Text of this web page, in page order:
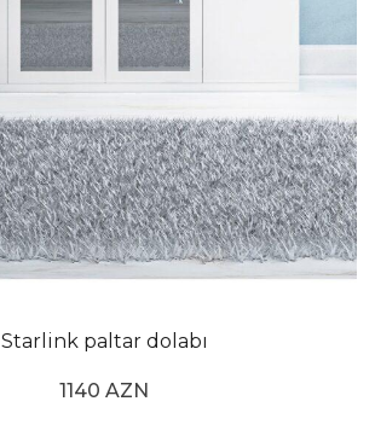
Starlink paltar dolabı
1140 AZN